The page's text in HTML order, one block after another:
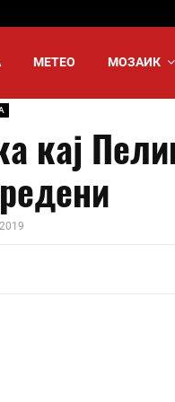
МЕТЕО МОЗАИК
кај